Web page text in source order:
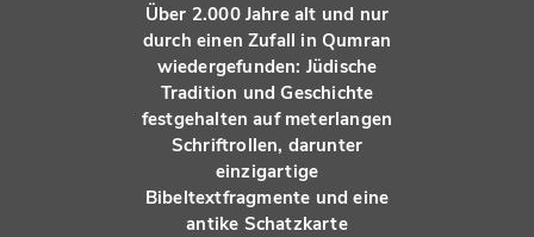
Über 2.000 Jahre alt und nur
durch einen Zufall in Qumran
wiedergefunden: Jüdische
Tradition und Geschichte
festgehalten auf meterlangen
Schriftrollen, darunter
einzigartige
Bibeltextfragmente und eine
antike Schatzkarte